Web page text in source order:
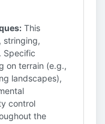
This
stringing,
Specific
on terrain (e.g.,
landscapes),
control
the